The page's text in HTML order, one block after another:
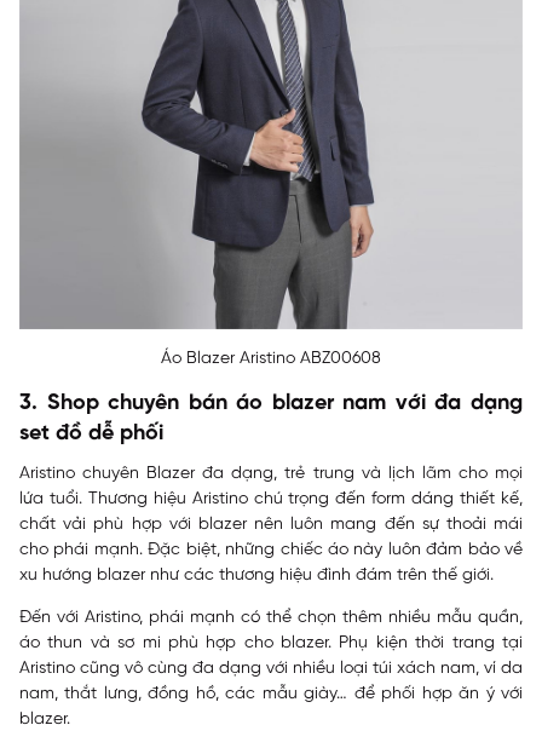
Áo Blazer Aristino ABZ00608
3. Shop chuyên bán áo blazer nam với đa dạng
set đồ dễ phối
Aristino chuyên Blazer đa dạng, trẻ trung và lịch lãm cho mọi
lứa tuổi. Thương hiệu Aristino chú trọng đến form dáng thiết kế,
chất vải phù hợp với blazer nên luôn mang đến sự thoải mái
cho phái mạnh. Đặc biệt, những chiếc áo này luôn đảm bảo về
xu hướng blazer như các thương hiệu đình đám trên thế giới.
Đến với Aristino, phái mạnh có thể chọn thêm nhiều mẫu quần,
áo thun và sơ mi phù hợp cho blazer. Phụ kiện thời trang tại
Aristino cũng vô cùng đa dạng với nhiều loại túi xách nam, ví da
nam, thắt lưng, đồng hồ, các mẫu giày… để phối hợp ăn ý với
blazer.